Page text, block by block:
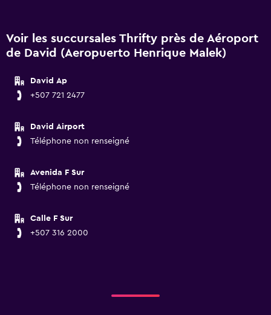
Voir les succursales Thrifty près de Aéroport
de David (Aeropuerto Henrique Malek)
David Ap
+507 721 2477
David Airport
Téléphone non renseigné
Avenida F Sur
Téléphone non renseigné
Calle F Sur
+507 316 2000